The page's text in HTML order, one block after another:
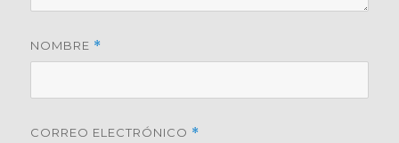
NOMBRE *
CORREO ELECTRÓNICO *